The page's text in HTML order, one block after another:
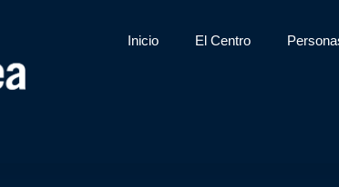
Inicio El Centro